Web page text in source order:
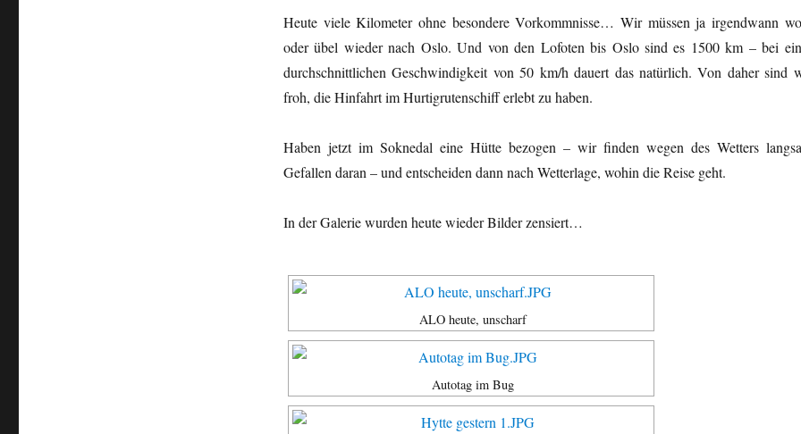
Heute viele Kilometer ohne besondere Vorkommnisse… Wir müssen ja irgendwann
oder übel wieder nach Oslo. Und von den Lofoten bis Oslo sind es 1500 km – bei
durchschnittlichen Geschwindigkeit von 50 km/h dauert das natürlich. Von daher sind
froh, die Hinfahrt im Hurtigrutenschiff erlebt zu haben.
Haben jetzt im Soknedal eine Hütte bezogen – wir finden wegen des Wetters
Gefallen daran – und entscheiden dann nach Wetterlage, wohin die Reise geht.
In der Galerie wurden heute wieder Bilder zensiert…
ALO heute, unscharf
Autotag im Bug